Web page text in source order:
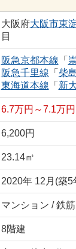
大阪府大阪市東
目
阪急京都本線 「
阪急千里線 「 柴
東海道本線 「 新
6.7万円～7.1万円
6,200円
23.14㎡
2020年 12月(築5
マンション / 鉄
8階建